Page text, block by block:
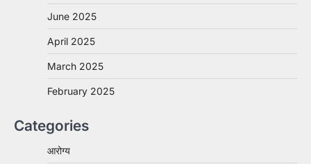
June 2025
April 2025
March 2025
February 2025
Categories
आरोग्य